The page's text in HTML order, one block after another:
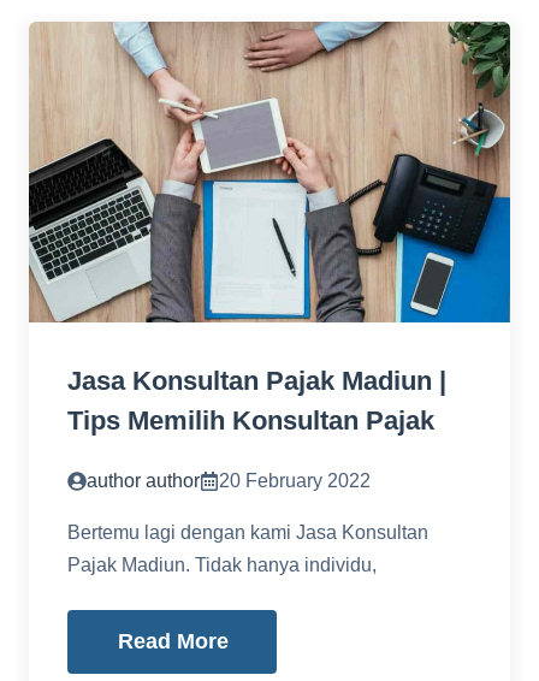
Jasa Konsultan Pajak Madiun |
Tips Memilih Konsultan Pajak
author author 20 February 2022
Bertemu lagi dengan kami Jasa Konsultan
Pajak Madiun. Tidak hanya individu,
Read More